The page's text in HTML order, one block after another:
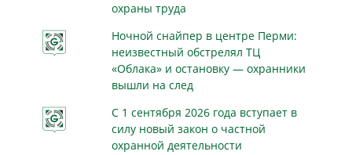
охраны труда
Ночной снайпер в центре Перми:
неизвестный обстрелял ТЦ
«Облака» и остановку — охранники
вышли на след
С 1 сентября 2026 года вступает в
силу новый закон о частной
охранной деятельности